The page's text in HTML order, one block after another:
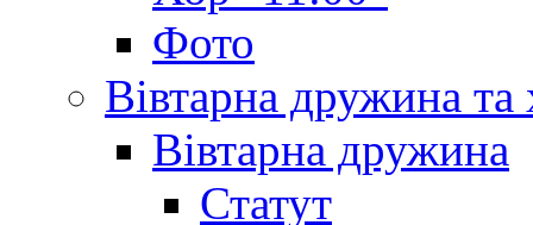
Фото
Вівтарна дружина та
Вівтарна дружина
Статут